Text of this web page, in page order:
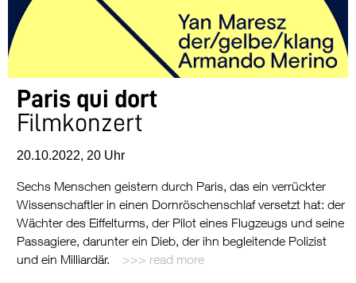
Paris qui dort
Filmkonzert
20.10.2022, 20 Uhr
Sechs Menschen geistern durch Paris, das ein verrückter
Wissenschaftler in einen Dornröschenschlaf versetzt hat: der
Wächter des Eiffelturms, der Pilot eines Flugzeugs und seine
Passagiere, darunter ein Dieb, der ihn begleitende Polizist
und ein Milliardär.
read more